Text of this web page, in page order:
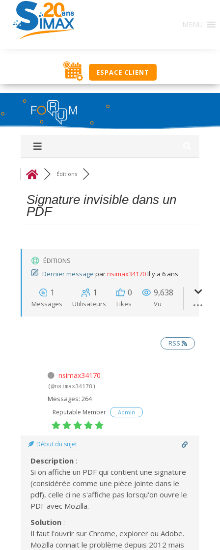
MENU
ESPACE CLIENT
Base de Connaissances : Ce regroupement de forums
constitue une source d’informations en rapport avec
l’utilisation des solutions SIMAX. Ici, classés par
réponses, procédures, savoir-faire pour vous aider
dans votre utilisation journalière. Si vous ne trouvez
pas une réponse à votre recherche, utilisez le groupe
‘Q&R Procédure et Dépannage’ pour poser votre
question. Bonne découverte, l’équipe NOUT.
Éditions
Signature invisible dans un
PDF
ÉDITIONS
Dernier message parnsimax34170Il y a 6 ans
1
Messages
1
Utilisateurs
0
Likes
9,638
Vu
RSS
nsimax34170
(@nsimax34170)
Messages: 264
Reputable Member Admin
Début du sujet
Description :
Si on affiche un PDF qui contient une signature
(considérée comme une pièce jointe dans le
pdf), celle ci ne s'affiche pas lorsqu'on ouvre le
PDF avec Mozilla.
Solution :
Il faut l'ouvrir sur Chrome, explorer ou Adobe.
Mozilla connait le problème depuis 2012 mais